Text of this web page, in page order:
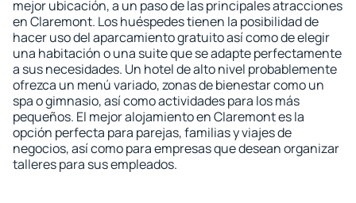
mejor ubicación, a un paso de las principales atracciones
en Claremont. Los huéspedes tienen la posibilidad de
hacer uso del aparcamiento gratuito así como de elegir
una habitación o una suite que se adapte perfectamente
a sus necesidades. Un hotel de alto nivel probablemente
ofrezca un menú variado, zonas de bienestar como un
spa o gimnasio, así como actividades para los más
pequeños. El mejor alojamiento en Claremont es la
opción perfecta para parejas, familias y viajes de
negocios, así como para empresas que desean organizar
talleres para sus empleados.